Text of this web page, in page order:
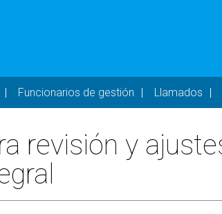
Funcionarios de gestión Llamados
revisión y